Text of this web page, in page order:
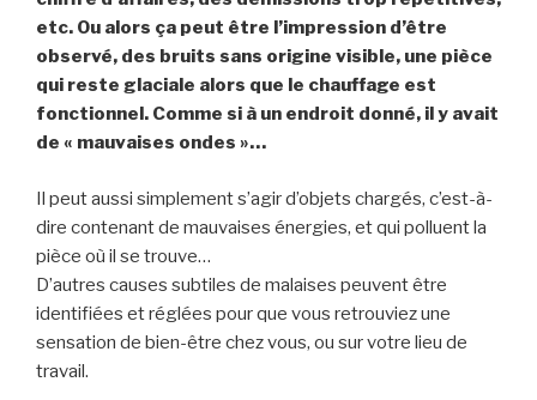
etc. Ou alors ça peut être l’impression d’être
observé, des bruits sans origine visible, une pièce
qui reste glaciale alors que le chauffage est
fonctionnel. Comme si à un endroit donné, il y avait
de « mauvaises ondes »…
Il peut aussi simplement s’agir d’objets chargés, c’est-à-
dire contenant de mauvaises énergies, et qui polluent la
pièce où il se trouve…
D’autres causes subtiles de malaises peuvent être
identifiées et réglées pour que vous retrouviez une
sensation de bien-être chez vous, ou sur votre lieu de
travail.